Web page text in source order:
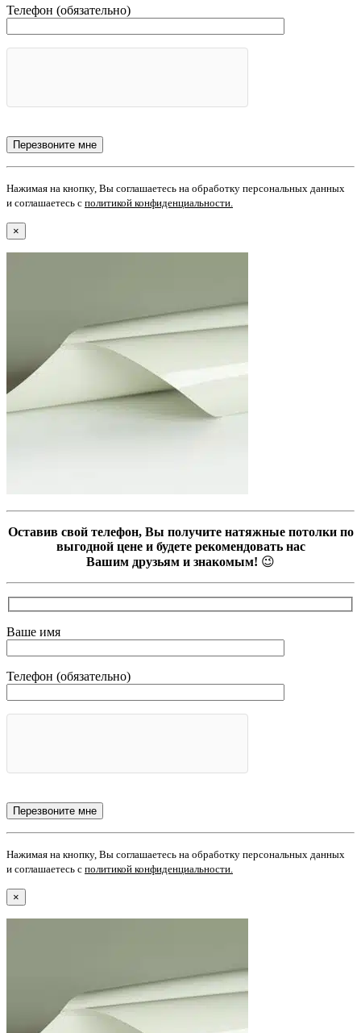
Телефон (обязательно)
Нажимая на кнопку, Вы соглашаетесь на обработку персональных данных
и соглашаетесь с политикой конфиденциальности
×
Оставив свой телефон, Вы получите натяжные потолки по
выгодной цене и будете рекомендовать нас
Вашим друзьям и знакомым! 😉
Ваше имя
Телефон (обязательно)
Нажимая на кнопку, Вы соглашаетесь на обработку персональных данных
и соглашаетесь с политикой конфиденциальности.
×